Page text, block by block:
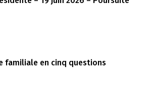
familiale en cinq questions